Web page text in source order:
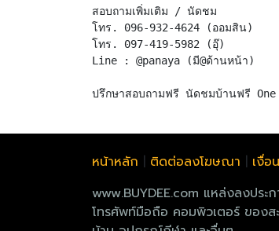
สอบถามเพิ่มเติม / นัดชม
โทร. 096-932-4624 (ออมสิน)
โทร. 097-419-5982 (อุ๊)
Line : @panaya (มี@ด้านหน้า)
หน้าหลัก ติดต่อลงโฆษณา เงื่อ
www.BUYDEE.com แหล่งลงปร
โทรศัพท์มือถือ คอมพิวเตอร์ ของส